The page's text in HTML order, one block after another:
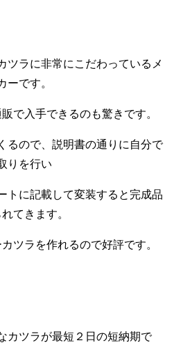
ツラに非常にこだわっているメ
ーです。
で入手できるのも驚きです。
るので、説明書の通りに自分で
りを行い
トに記載して変装すると完成品
てきます。
ツラを作れるので好評です。
カツラが最短２日の短納期で